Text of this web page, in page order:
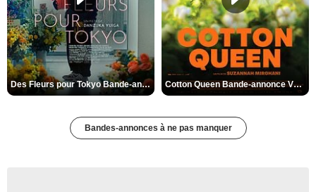
Des Fleurs pour Tokyo Bande-annonce VO STFR Cotton Queen Bande-annonce VO STFR
Bandes-annonces à ne pas manquer